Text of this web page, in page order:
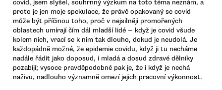
covid, jsem slyšel, souhrnný výzkum na toto téma neznám, a
proto je jen moje spekulace, že právě opakovaný se covid
může být příčinou toho, proč v nejsilněji promořených
oblastech umírají čím dál mladší lidé — když je covid všude
kolem nich, vrací se k nim tak dlouho, dokud je neudolá. Je
každopádně možné, že epidemie covidu, když ji tu necháme
nadále řádit jako doposud, i mladá a dosud zdravé dělníky
pozabíjí; vysoce pravděpodobné pak je, že i když je nechá
naživu, nadlouho významně omezí jejich pracovní výkonnost.